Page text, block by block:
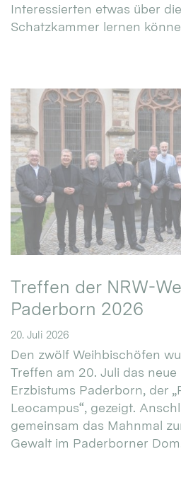
Interessierten etwas über
Schatzkammer lernen
Treffen der NRW-
Paderborn 2026
20. Juli 2026
Den zwölf Weihbischöfen
Treffen am 20. Juli das
Erzbistums Paderborn, der
Leocampus“, gezeigt.
gemeinsam das Mahnmal
Gewalt im Paderborner